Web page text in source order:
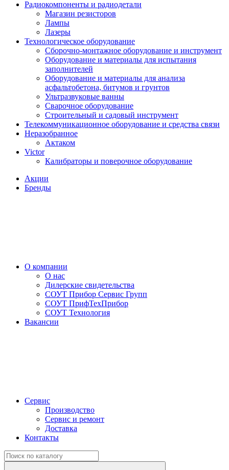
Радиокомпоненты и радиодетали
Магазин резисторов
Лампы
Лазеры
Технологическое оборудование
Сборочно-монтажное оборудование и инструмент
Оборудование и материалы для испытания
заполнителей
Оборудование и материалы для анализа
асфальтобетона, битумов и грунтов
Ультразвуковые ванны
Сварочное оборудование
Строительный и садовый инструмент
Телекоммуникационное оборудование и средства связи
Неразобранное
Актаком
Victor
Калибраторы и поверочное оборудование
Акции
Бренды
О компании
О нас
Дилерские свидетельства
СОУТ Прибор Сервис Групп
СОУТ ПрифТехПрибор
СОУТ Технология
Вакансии
Сервис
Производство
Сервис и ремонт
Доставка
Контакты